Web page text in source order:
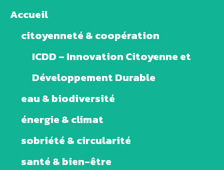
Accueil
citoyenneté & coopération
ICDD – Innovation Citoyenne et
Développement Durable
eau & biodiversité
énergie & climat
sobriété & circularité
santé & bien-être